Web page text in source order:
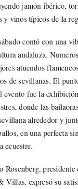
jamón ibérico,
y vinos típicos de la
contó con una
andaluza.
atuendos
de sevillanas. El
evento fue la
donde las
alrededor y
en una perfecta
ecuestre.
Rosenberg, presidente
Villas, expresó su